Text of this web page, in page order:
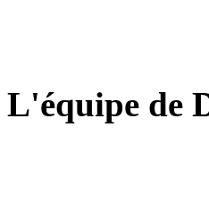
L'équipe de